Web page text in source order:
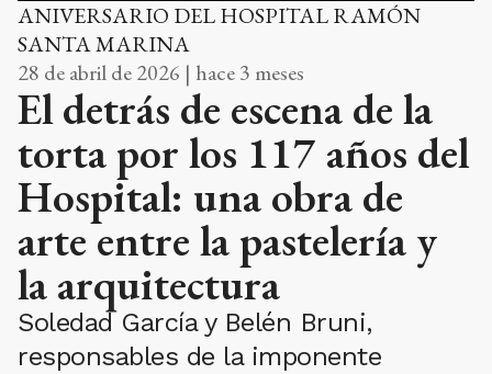
ANIVERSARIO DEL HOSPITAL RAMÓN
SANTA MARINA
28 de abril de 2026 | hace 3 meses
El detrás de escena de la
torta por los 117 años del
Hospital: una obra de
arte entre la pastelería y
la arquitectura
Soledad García y Belén Bruni,
responsables de la imponente